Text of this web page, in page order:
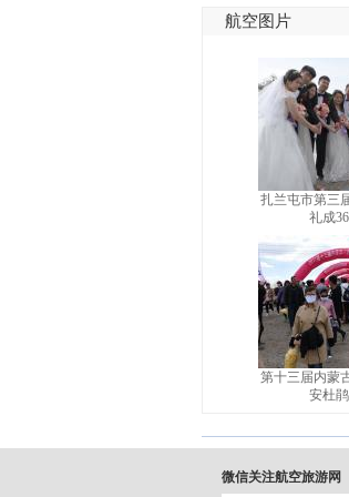
航空图片
扎兰屯市第三
礼成
第十三届内蒙
安杜
微信关注航空旅游网